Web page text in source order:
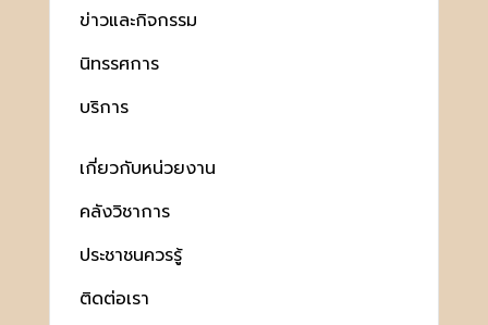
ข่าวและกิจกรรม
นิทรรศการ
บริการ
เกี่ยวกับหน่วยงาน
คลังวิชาการ
ประชาชนควรรู้
ติดต่อเรา